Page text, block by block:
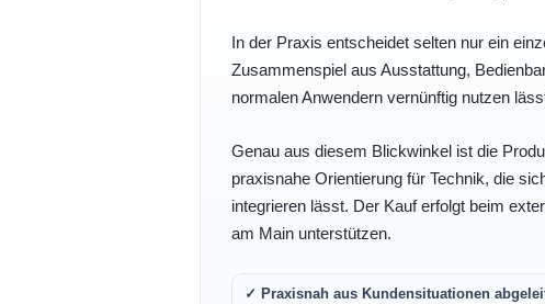
In der Praxis entscheidet selten nur ein
Zusammenspiel aus Ausstattung,
normalen Anwendern vernünftig nutzen
Genau aus diesem Blickwinkel ist die
praxisnahe Orientierung für Technik, die
integrieren lässt. Der Kauf erfolgt beim
am Main unterstützen.
✓ Praxisnah aus Kundensituationen